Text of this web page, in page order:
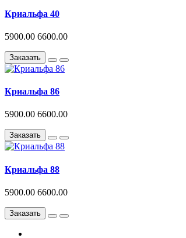
Криальфа 40
5900.00 6600.00
Заказать
Криальфа 86
5900.00 6600.00
Заказать
Криальфа 88
5900.00 6600.00
Заказать